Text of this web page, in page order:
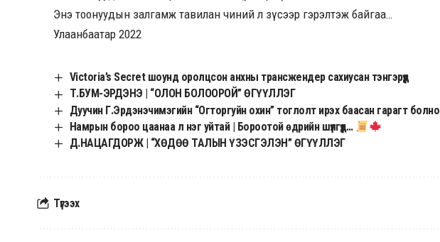
Энэ тоонуудын залгамж тавилан чиний л зүсээр гэрэлтэж байгаа…
Улаанбаатар 2022
Victoria’s Secret шоунд оролцсон анхны трансжендер сахиусан тэнгэрүүд
Т.БУМ-ЭРДЭНЭ | “ОЛОН БОЛООРОЙ” ӨГҮҮЛЛЭГ
Дуучин Г.Эрдэнэчимэгийн “Огторгуйн охин” тоглолт ирэх баасан гарагт болно
Намрын бороо цаанаа л нэг уйтай | Бороотой өдрийн шүлгүүд…
Д.НАЦАГДОРЖ | “ХӨДӨӨ ТАЛЫН ҮЗЭСГЭЛЭН” ӨГҮҮЛЛЭГ
Түгээх